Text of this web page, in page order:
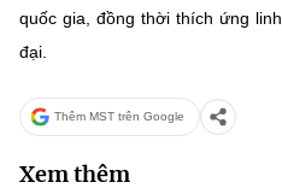
quốc gia, đồng thời thích ứng
đại.
Thêm MST trên Google
Xem thêm